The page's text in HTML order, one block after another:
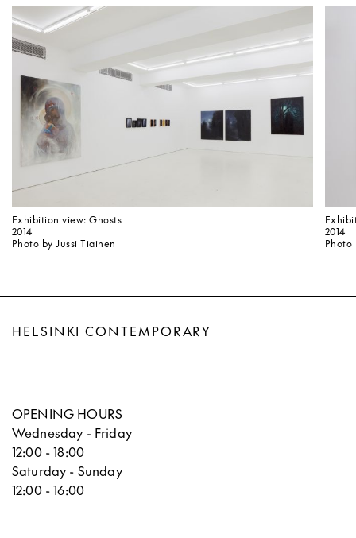
Exhibition view: Ghosts
2014
Photo by Jussi Tiainen
2014
Photo
HELSINKI CONTEMPORARY
OPENING HOURS
Wednesday - Friday
12:00 - 18:00
Saturday - Sunday
12:00 - 16:00